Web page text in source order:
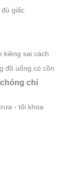
giấc
kiêng sai cách
đồ uống có cồn
chỉ
- tối khoa